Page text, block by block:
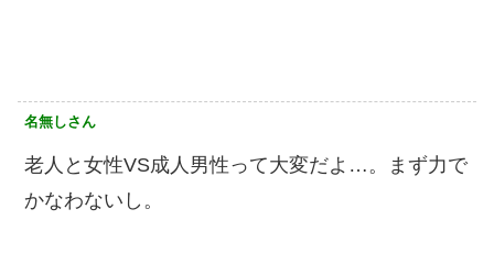
名無しさん
老人と女性VS成人男性って大変だよ…。まず力で
かなわないし。